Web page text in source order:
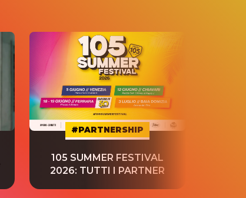
#PARTNERSHIP
105 SUMMER FESTIVAL
2026: TUTTI I PARTNER